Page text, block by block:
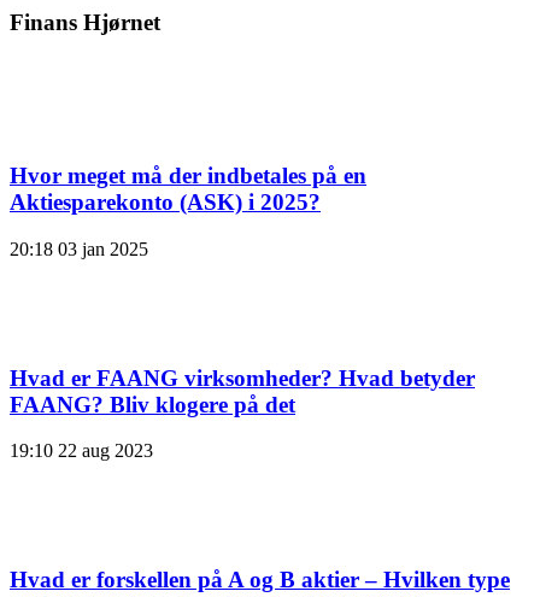
Finans Hjørnet
Hvor meget må der indbetales på en
Aktiesparekonto (ASK) i 2025?
20:18 03 jan 2025
Hvad er FAANG virksomheder? Hvad betyder
FAANG? Bliv klogere på det
19:10 22 aug 2023
Hvad er forskellen på A og B aktier – Hvilken type